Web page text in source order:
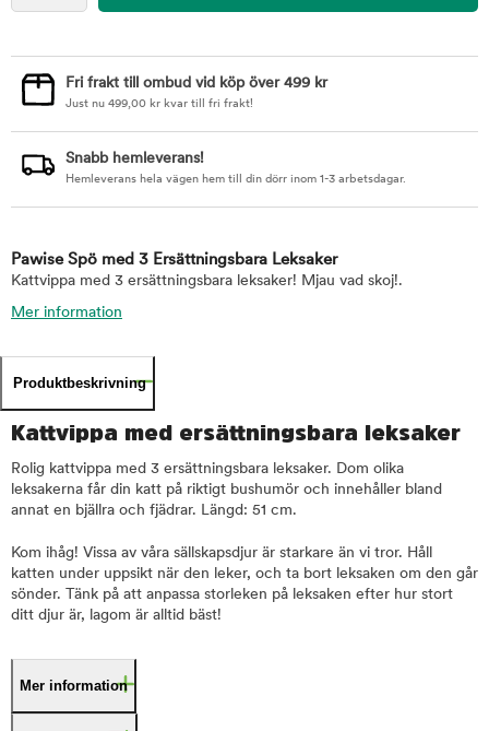
Fri frakt till ombud vid köp över 499 kr
Just nu 499,00 kr kvar till fri frakt!
Snabb hemleverans!
Hemleverans hela vägen hem till din dörr inom 1-3 arbetsdagar.
Pawise Spö med 3 Ersättningsbara Leksaker
Kattvippa med 3 ersättningsbara leksaker! Mjau vad skoj!.
Mer information
Produktbeskrivning
Kattvippa med ersättningsbara leksaker
Rolig kattvippa med 3 ersättningsbara leksaker. Dom olika
leksakerna får din katt på riktigt bushumör och innehåller bland
annat en bjällra och fjädrar. Längd: 51 cm.
Kom ihåg! Vissa av våra sällskapsdjur är starkare än vi tror. Håll
katten under uppsikt när den leker, och ta bort leksaken om den går
sönder. Tänk på att anpassa storleken på leksaken efter hur stort
ditt djur är, lagom är alltid bäst!
Mer information